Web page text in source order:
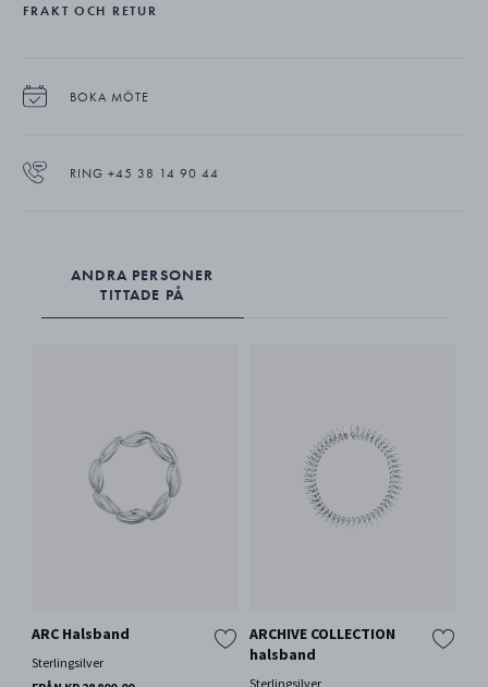
FRAKT OCH RETUR
BOKA MÖTE
RING +45 38 14 90 44
ANDRA PERSONER
TITTADE PÅ
ARC Halsband
Sterlingsilver
ARCHIVE COLLECTION
halsband